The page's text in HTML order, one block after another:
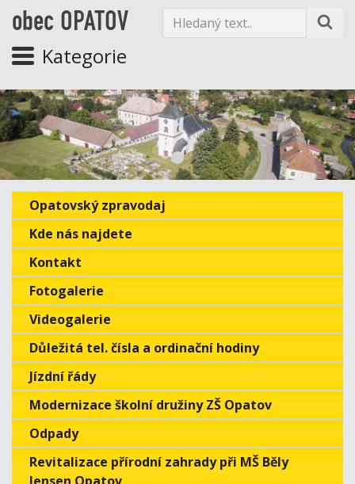
obec OPATOV
Kategorie
Opatovský zpravodaj
Kde nás najdete
Kontakt
Fotogalerie
Videogalerie
Důležitá tel. čísla a ordinační hodiny
Jízdní řády
Modernizace školní družiny ZŠ Opatov
Odpady
Revitalizace přírodní zahrady při MŠ Běly